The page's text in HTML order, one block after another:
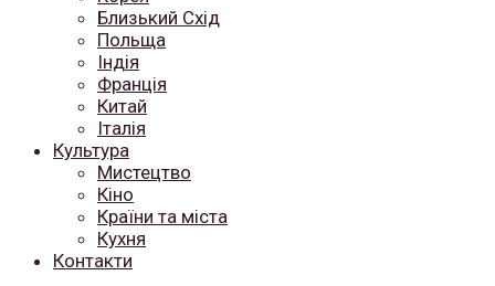
Близький Схід
Польща
Індія
Франція
Китай
Італія
Культура
Мистецтво
Кіно
Країни та міста
Кухня
Контакти